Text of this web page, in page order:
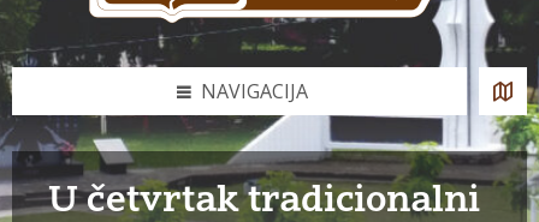
NAVIGACIJA
U četvrtak tradicionalni